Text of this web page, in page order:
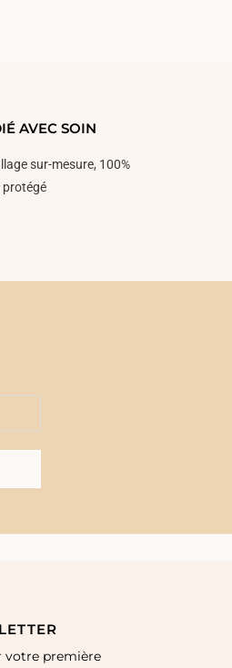
AVEC SOIN
sur-mesure, 100%
protégé
votre première